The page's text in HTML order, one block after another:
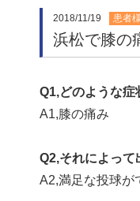
2018/11/19 患者
浜松で膝の
Q1,どのような症
A1,膝の痛み
Q2,それによって
A2,満足な投球が